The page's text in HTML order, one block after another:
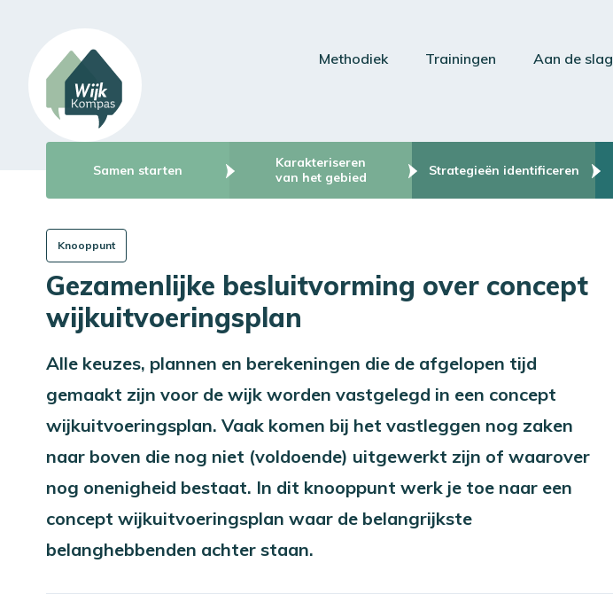
Methodiek Trainingen Aan de slag
Samen starten
Karakteriseren
van het gebied
Strategieën identificeren
Knooppunt
Gezamenlijke besluitvorming over concept
wijkuitvoeringsplan
Alle keuzes, plannen en berekeningen die de afgelopen tijd
gemaakt zijn voor de wijk worden vastgelegd in een concept
wijkuitvoeringsplan. Vaak komen bij het vastleggen nog zaken
naar boven die nog niet (voldoende) uitgewerkt zijn of waarover
nog onenigheid bestaat. In dit knooppunt werk je toe naar een
concept wijkuitvoeringsplan waar de belangrijkste
belanghebbenden achter staan.